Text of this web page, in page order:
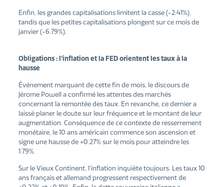
Enfin, les grandes capitalisations limitent la casse (-2.41%),
tandis que les petites capitalisations plongent sur ce mois de
janvier (-6.79%).
Obligations : l’inflation et la FED orientent les taux à la
hausse
Événement marquant de cette fin de mois, le discours de
Jérome Powell a confirmé les attentes des marchés
concernant la remontée des taux. En revanche, ce dernier a
laissé planer le doute sur leur fréquence et le montant de leur
augmentation. Conséquence de ce contexte de resserrement
monétaire, le 10 ans américain commence son ascension et
signe une hausse de +0.27% sur le mois pour atteindre les
1.79%.
Sur le Vieux Continent, l’inflation inquiète toujours. Les taux 10
ans français et allemand progressent respectivement de